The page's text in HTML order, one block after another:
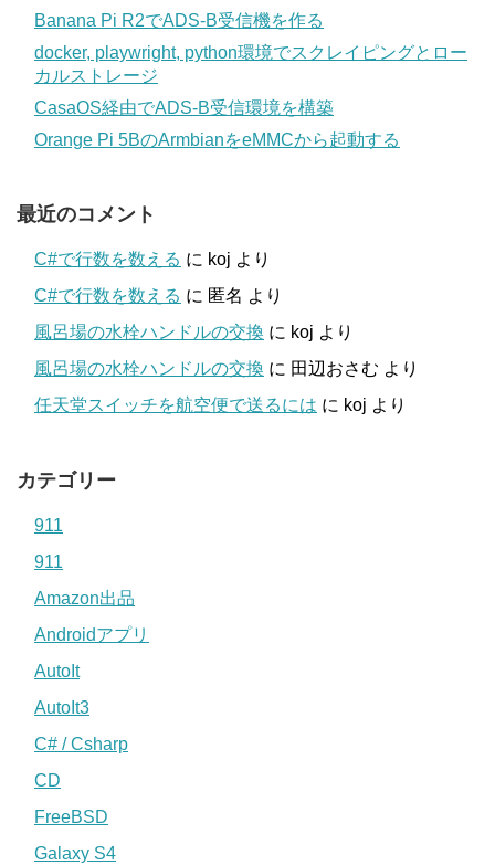
Banana Pi R2でADS-B受信機を作る
docker, playwright, python環境でスクレイピングとロー
カルストレージ
CasaOS経由でADS-B受信環境を構築
Orange Pi 5BのArmbianをeMMCから起動する
最近のコメント
C#で行数を数える に koj より
C#で行数を数える に 匿名 より
風呂場の水栓ハンドルの交換 に koj より
風呂場の水栓ハンドルの交換 に 田辺おさむ より
任天堂スイッチを航空便で送るには に koj より
カテゴリー
911
911
Amazon出品
Androidアプリ
AutoIt
AutoIt3
C# / Csharp
CD
FreeBSD
Galaxy S4